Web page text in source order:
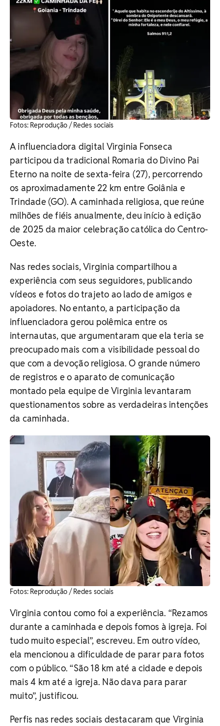
​Fotos: Reprodução / Redes sociais
A influenciadora digital Virginia Fonseca
participou da tradicional Romaria do Divino Pai
Eterno na noite de sexta-feira (27), percorrendo
os aproximadamente 22 km entre Goiânia e
Trindade (GO). A caminhada religiosa, que reúne
milhões de fiéis anualmente, deu início à edição
de 2025 da maior celebração católica do Centro-
Oeste.
Nas redes sociais, Virginia compartilhou a
experiência com seus seguidores, publicando
vídeos e fotos do trajeto ao lado de amigos e
apoiadores. No entanto, a participação da
influenciadora gerou polêmica entre os
internautas, que argumentaram que ela teria se
preocupado mais com a visibilidade pessoal do
que com a devoção religiosa. O grande número
de registros e o aparato de comunicação
montado pela equipe de Virginia levantaram
questionamentos sobre as verdadeiras intenções
da caminhada.
​Fotos: Reprodução / Redes sociais
Virginia contou como foi a experiência. “Rezamos
durante a caminhada e depois fomos à igreja. Foi
tudo muito especial”, escreveu. Em outro vídeo,
ela mencionou a dificuldade de parar para fotos
com o público. “São 18 km até a cidade e depois
mais 4 km até a igreja. Não dava para parar
muito”, justificou.
Perfis nas redes sociais destacaram que Virginia